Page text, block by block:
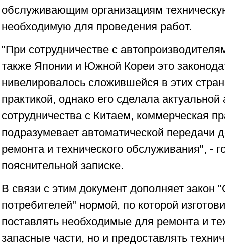
обслуживающим организациям
необходимую для проведения работ.
"При сотрудничестве с
также Японии и Южной Кореи это
нивелировалось сложившейся в этих
практикой, однако его сделала актуальной
сотрудничества с Китаем, коммерческая
подразумевает автоматической передачи
ремонта и технического обслуживания", -
пояснительной записке.
В связи с этим документ дополняет закон
потребителей" нормой, по которой
поставлять необходимые для ремонта и
запасные части, но и предоставлять